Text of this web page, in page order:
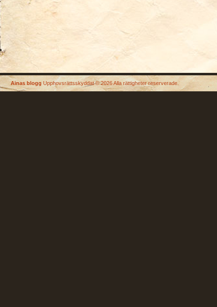
Ainas blogg Upphovsrättsskyddat © 2026 Alla rättigheter reserverade.